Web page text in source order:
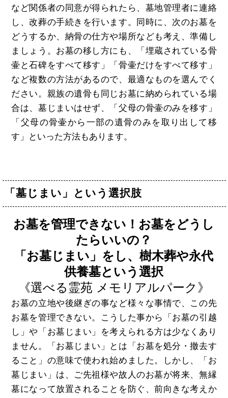
など関係者の同意が得られたら、墓地管理者に連絡
し、改葬の手続きを行います。同時に、次のお墓を
どうするか、納骨の仕方や場所なども考え、準備し
ましょう。お墓の移し方にも、「埋蔵されている骨
壷と石碑をすべて移す」「骨壷だけをすべて移す」
など複数の方法があるので、最適なものを選んでく
ださい。親族の遺骨も同じお墓に納められている場
合は、墓じまいはせず、「父母の骨壷のみを移す」
「父母の骨壷から一部の遺骨のみを取り出して移
す」といった方法もあります。
「墓じまい」という選択肢
お墓を管理できない！お墓をどうし
たらいいの？
「お墓じまい」をし、樹木葬や永代
供養墓という選択
《選べる霊苑 メモリアルパーク》
お墓の立地や後継ぎの事など様々な事情で、この先
お墓を管理できない。こうした事から「お墓の引越
し」や「お墓じまい」を考えられる方は少なくあり
ません。「お墓じまい」とは「お墓を処分・撤去す
ること」の意味で使われ始めました。しかし、「お
墓じまい」は、ご先祖様や故人のお墓が将来、無縁
墓になって放置されることを防ぐ、前向きな考えか